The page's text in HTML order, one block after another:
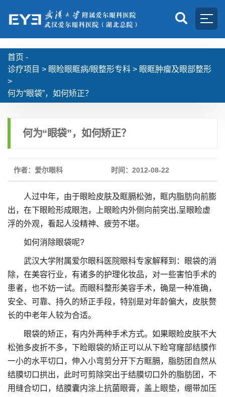
首页 -
诊疗项目 > 眼睑眼眶病/眼整形专科 > 眼眶肿瘤及眼部整形
>
何为“眼袋”，如何矫正？
何为“眼袋”，如何矫正？
作者：爱尔眼科 时间：2012-08-22
人过中年，由于眼睑皮肤及眶膈松弛，眶内脂肪向前膨
出，在下眼睑形成眼泡，上眼睑内外侧向前突出,呈眼睑虚
浮的外观，看起人没精神、疲劳不堪。
如何消除眼袋呢?
武汉大学附属爱尔眼科医院眼科专家解释到：眼袋的消
除，在美容行业，有诸多的护理化妆品，对一些害怕手术的
患者，也不妨一试。而眼科整形美容手术，确是一种准确，
安全、可靠、持久的矫正手段，特别是对年龄偏大，皮肤赘
长的中老年人较为合适。
眼袋的矫正，有内外两种手术方式。如果眼睑皮肤不大
松弛多皮折不多，下睑眼袋的矫正可以从下睑穹窿部结膜作
一小的水平切口，伸入小弯剪分开下方眶膈，脂肪团自然从
结膜切口拱出，此时可剪除突出于结膜切口外的脂肪团，不
用缝合切口，结膜囊内涂上抗菌眼膏，盖上眼垫，绷带加压